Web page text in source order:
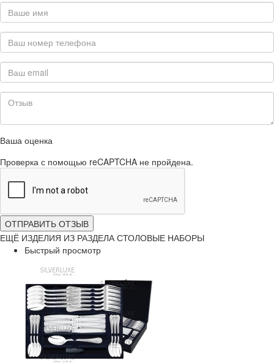
Ваша оценка
Проверка с помощью reCAPTCHA не пройдена.
ОТПРАВИТЬ ОТЗЫВ
ЕЩЁ ИЗДЕЛИЯ ИЗ РАЗДЕЛА СТОЛОВЫЕ НАБОРЫ
Быстрый просмотр